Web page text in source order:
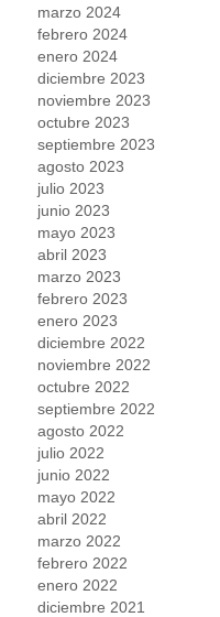
marzo 2024
febrero 2024
enero 2024
diciembre 2023
noviembre 2023
octubre 2023
septiembre 2023
agosto 2023
julio 2023
junio 2023
mayo 2023
abril 2023
marzo 2023
febrero 2023
enero 2023
diciembre 2022
noviembre 2022
octubre 2022
septiembre 2022
agosto 2022
julio 2022
junio 2022
mayo 2022
abril 2022
marzo 2022
febrero 2022
enero 2022
diciembre 2021